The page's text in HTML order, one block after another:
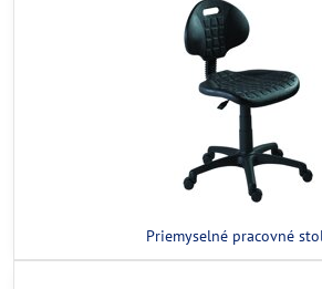
Priemyselné pracovné